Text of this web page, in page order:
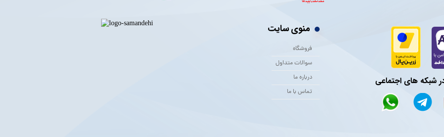
منوی سایت
فروشگاه
سوالات متداول
درباره ما
تماس با ما
شبکه های اجتماعی